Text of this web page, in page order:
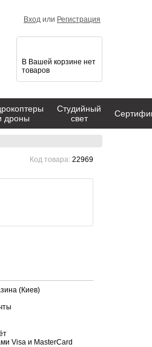
Код товара: 22969
(Киев)
Visa и MasterCard
Вход или Регистрация
В Вашей корзине нет
товаров
дроны
Студийный
свет